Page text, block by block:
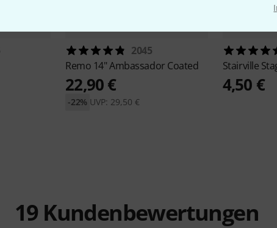
2045
Remo 14" Ambassador Coated
22,90 €
UVP: 29,50 €
-22%
Stairville
4,50 €
19 Kundenbewertungen